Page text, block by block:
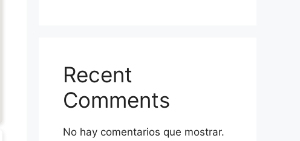
Recent
Comments
No hay comentarios que mostrar.